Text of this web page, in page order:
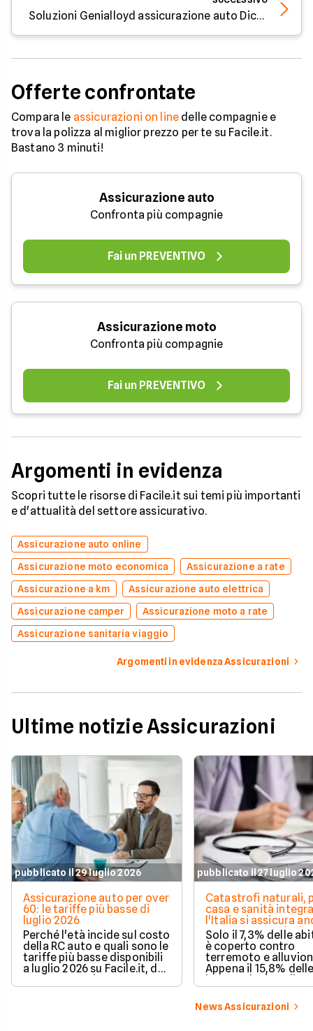
Soluzioni Genialloyd assicurazione auto Dicembre 2020
Offerte confrontate
Compara le assicurazioni on line delle compagnie e
trova la polizza al miglior prezzo per te su Facile.it.
Bastano 3 minuti!
Assicurazione auto
Confronta più compagnie
Fai un PREVENTIVO
Assicurazione moto
Confronta più compagnie
Fai un PREVENTIVO
Argomenti in evidenza
Scopri tutte le risorse di Facile.it sui temi più importanti
e d'attualità del settore assicurativo.
Assicurazione auto online
Assicurazione moto economica
Assicurazione a rate
Assicurazione a km
Assicurazione auto elettrica
Assicurazione camper
Assicurazione moto a rate
Assicurazione sanitaria viaggio
Argomenti in evidenza Assicurazioni
Ultime notizie Assicurazioni
pubblicato il 29 luglio 2026
Assicurazione auto per over
60: le tariffe più basse di
luglio 2026
Perché l'età incide sul costo
della RC auto e quali sono le
tariffe più basse disponibili
a luglio 2026 su Facile.it, da
pubblicato il 27 luglio
Catastrofi naturali,
casa e sanità
l'Italia si assicura
troppo poco. I dati
Solo il 7,3% delle
è coperto contro
terremoto e
Appena il 15,8%
catastrofale
dati ANIA 2025 sul
assicurativo
News Assicurazioni